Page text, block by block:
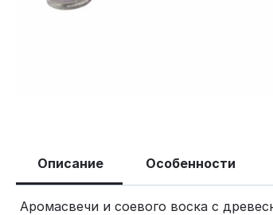
Описание Особенности
Аромасвечи и соевого воска с